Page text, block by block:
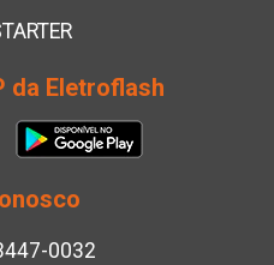
da Eletroflash
0032